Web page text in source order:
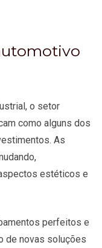
o setor
como alguns dos
As
estéticos e
perfeitos e
de novas soluções